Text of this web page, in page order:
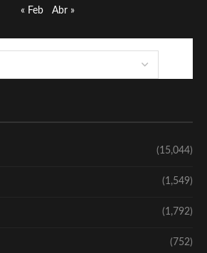
« Feb Abr »
(15,044)
(1,549)
(1,792)
(752)